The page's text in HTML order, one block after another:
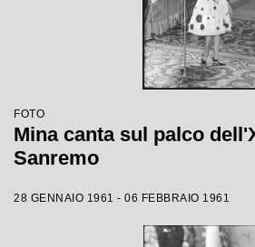
FOTO
Mina canta sul palco
Sanremo
28 GENNAIO 1961 - 06 FEBBRAIO 1961